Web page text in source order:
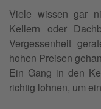
Viele wissen gar
Kellern oder
Vergessenheit
hohen Preisen
Ein Gang in den
richtig lohnen, um